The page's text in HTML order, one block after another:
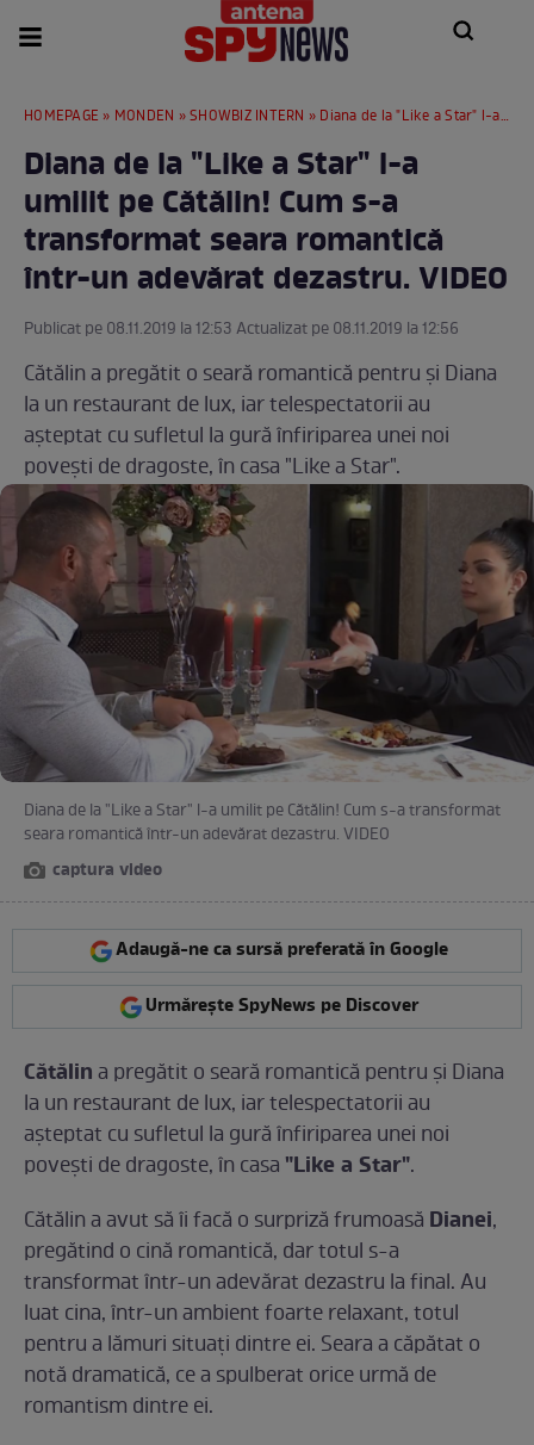
HOMEPAGE » MONDEN »SHOWBIZ INTERN » Diana de la "Like a Star" l-a umilit pe Cătălin! Cum s-a transformat seara romantică într-un adevărat dezastru. VIDEO
Diana de la "Like a Star" l-a
umilit pe Cătălin! Cum s-a
transformat seara romantică
într-un adevărat dezastru. VIDEO
Publicat pe 08.11.2019 la 12:53 Actualizat pe 08.11.2019 la 12:56
Cătălin a pregătit o seară romantică pentru și Diana
la un restaurant de lux, iar telespectatorii au
așteptat cu sufletul la gură înfiriparea unei noi
povești de dragoste, în casa "Like a Star".
Diana de la "Like a Star" l-a umilit pe Cătălin! Cum s-a transformat
seara romantică într-un adevărat dezastru. VIDEO
captura video
Adaugă-ne ca sursă preferată în Google
Urmărește SpyNews pe Discover
Cătălina pregătit o seară romantică pentru și Diana
la un restaurant de lux, iar telespectatorii au
așteptat cu sufletul la gură înfiriparea unei noi
povești de dragoste, în casa "Like a Star".
Cătălin a avut să îi facă o surpriză frumoasă Dianei,
pregătind o cină romantică, dar totul s-a
transformat într-un adevărat dezastru la final. Au
luat cina, într-un ambient foarte relaxant, totul
pentru a lămuri situați dintre ei. Seara a căpătat o
notă dramatică, ce a spulberat orice urmă de
romantism dintre ei.